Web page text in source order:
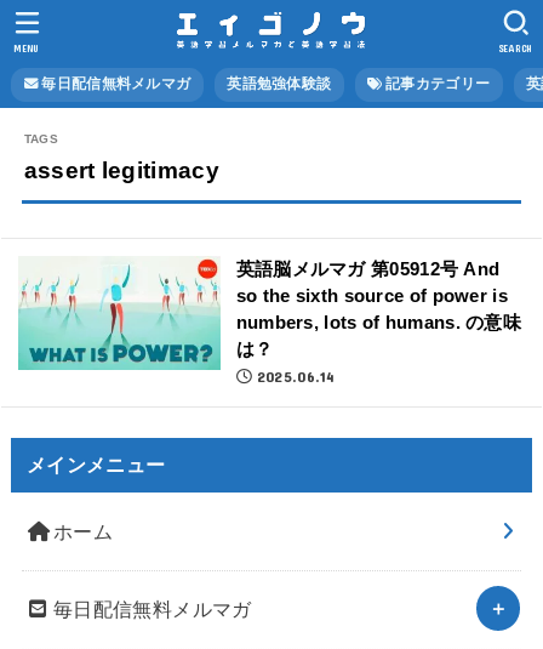
毎日配信無料メルマガ 英語勉強体験談 記事カテゴリー
SEARCH
MENU
assert legitimacy
英語脳メルマガ 第05912号 And
so the sixth source of power is
numbers, lots of humans. の意味
は？
2025.06.14
メインメニュー
ホーム
毎日配信無料メルマガ